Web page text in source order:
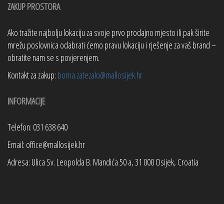
ZAKUP PROSTORA
Ako tražite najbolju lokaciju za svoje prvo prodajno mjesto ili pak širite
mrežu poslovnica odabrati ćemo pravu lokaciju i rješenje za vaš brand –
obratite nam se s povjerenjem.
Kontakt za zakup: borna.zatezalo@mallosijek.hr
INFORMACIJE
Telefon: 031 638 640
Email: office@mallosijek.hr
Adresa: Ulica Sv. Leopolda B. Mandića 50 a, 31 000 Osijek, Croatia